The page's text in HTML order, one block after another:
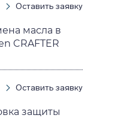
Оставить заявку
масла в
CRAFTER
Оставить заявку
защиты